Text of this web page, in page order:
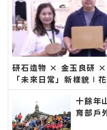
研石造物 × 金玉良研 ×
「未來日常」新樣貌∣
聞－最快速的今日新聞
十餘年
育部戶